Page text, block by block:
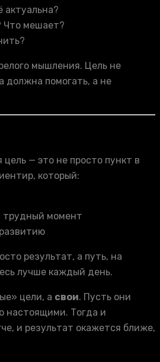
актуальна?
Что мешает?
мышления. Цель не
должна помогать, а не
— это не просто пункт в
который:
трудный момент
результат, а путь, на
лучше каждый день.
цели, а свои. Пусть они
настоящими. Тогда и
и результат окажется ближе,